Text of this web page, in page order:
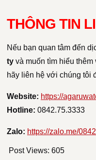
THÔNG TIN
Nếu bạn quan tâm đến
ty và muốn tìm hiểu thêm
hãy liên hệ với chúng tôi
Website: https://
Hotline: 0842.75.3333
Zalo: https://zalo.me/
Post Views: 605